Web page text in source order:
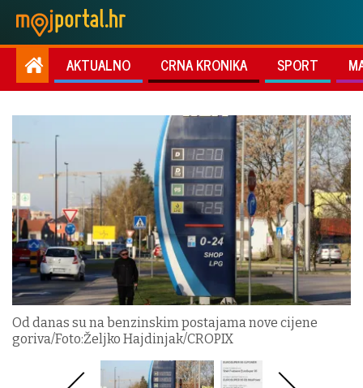
AKTUALNO CRNA KRONIKA SPORT
Od danas su na benzinskim postajama nove cijene
goriva/Foto:Željko Hajdinjak/CROPIX